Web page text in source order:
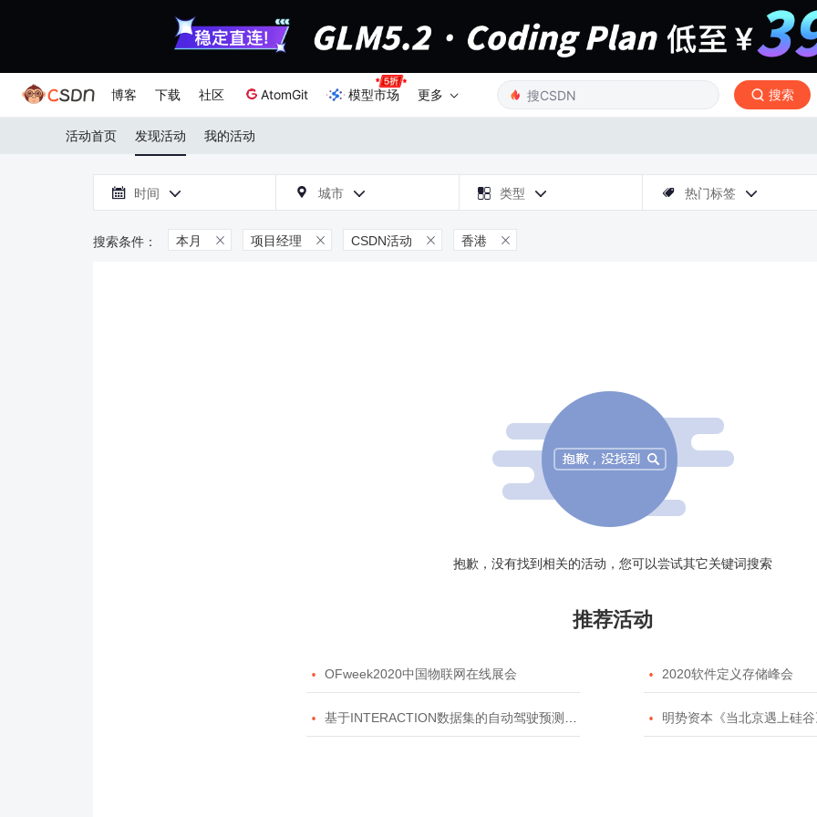
博客 下载 社区 AtomGit 模型市场 更多 搜索
活动首页 发现活动 我的活动
 时间   城市   类型   热门标签 
本月  项目经理  CSDN活动  香港 
抱歉，没有找到相关的活动，您可以尝试其它关键词搜索
推荐活动
 OFweek2020中国物联网在线展会  2020软件定义存储峰会
 基于INTERACTION数据集的自动驾驶预测模型挑战赛  明势资本《当北京遇上硅谷》系列